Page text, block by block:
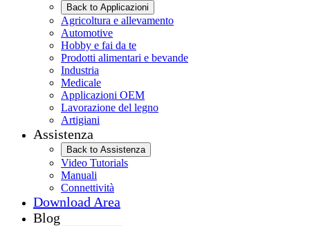
Back to Applicazioni
Agricoltura e allevamento
Automotive
Hobby e fai da te
Prodotti alimentari e bevande
Industria
Medicale
Applicazioni OEM
Lavorazione del legno
Artigiani
Assistenza
Back to Assistenza
Video Tutorials
Manuali
Connettività
Download Area
Blog